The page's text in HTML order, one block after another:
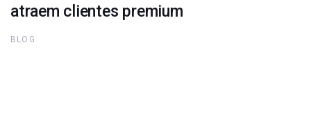
atraem clientes premium
BLOG